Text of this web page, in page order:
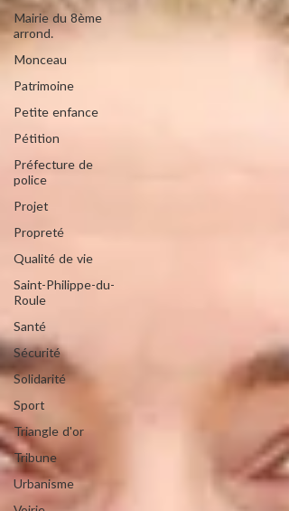
Mairie du 8ème
arrond.
Monceau
Patrimoine
Petite enfance
Pétition
Préfecture de
police
Projet
Propreté
Qualité de vie
Saint-Philippe-du-
Roule
Santé
Sécurité
Solidarité
Sport
Triangle d'or
Tribune
Urbanisme